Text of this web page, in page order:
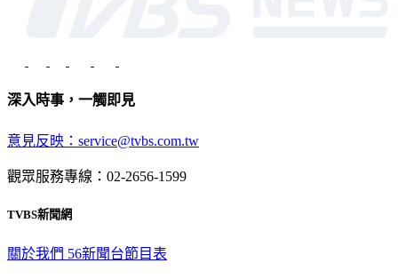
深入時事，一觸即見
意見反映：service@tvbs.com.tw
觀眾服務專線：02-2656-1599
TVBS新聞網
關於我們 56新聞台節目表